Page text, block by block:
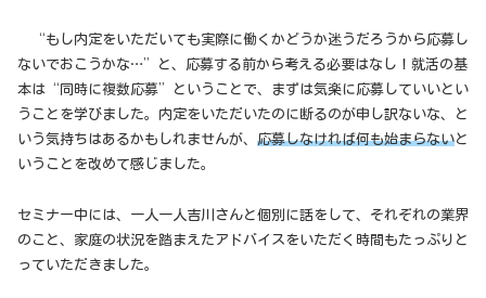
“もし内定をいただいても実際に働くかどうか迷うだろうから応募し
ないでおこうかな…”と、応募する前から考える必要はなし！就活の基
本は“同時に複数応募”ということで、まずは気楽に応募していいとい
うことを学びました。内定をいただいたのに断るのが申し訳ないな、と
いう気持ちはあるかもしれませんが、 応募しなければ何も始まらないと
いうことを改めて感じました。
セミナー中には、一人一人吉川さんと個別に話をして、それぞれの業界
のこと、家庭の状況を踏まえたアドバイスをいただく時間もたっぷりと
っていただきました。